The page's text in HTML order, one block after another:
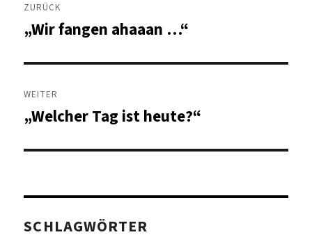
ZURÜCK
Vorheriger
„Wir fangen ahaaan …“
WEITER
Nächster
„Welcher Tag ist heute?“
SCHLAGWÖRTER